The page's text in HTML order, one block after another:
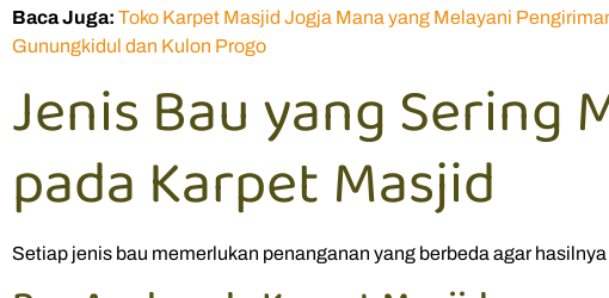
Baca Juga: Toko Karpet Masjid Jogja Mana yang Melayani
Gunungkidul dan Kulon Progo
Jenis Bau yang Sering
pada Karpet Masjid
Setiap jenis bau memerlukan penanganan yang berbeda agar hasilnya